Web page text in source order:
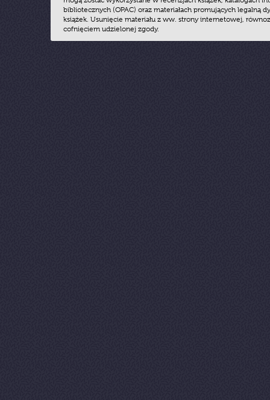
bibliotecznych (OPAC) oraz materiałach promujących legalną
książek. Usunięcie materiału z ww. strony internetowej,
cofnięciem udzielonej zgody.